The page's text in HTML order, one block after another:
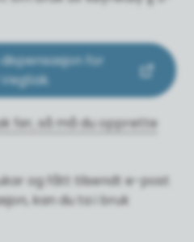
for
før, så må du opprette
og fått tilsendt e-post
kan du ta i bruk